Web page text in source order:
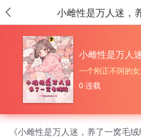
一个刚正不阿的
0·连载
《小雌性是万人迷，养了一窝毛